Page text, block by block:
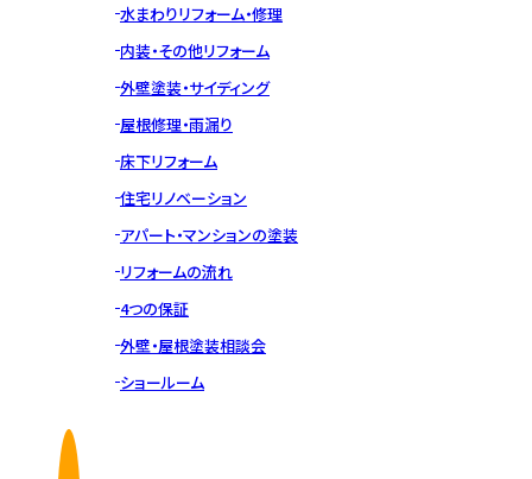
水まわりリフォーム・修理
内装・その他リフォーム
外壁塗装・サイディング
屋根修理・雨漏り
床下リフォーム
住宅リノベーション
アパート・マンションの塗装
リフォームの流れ
4つの保証
外壁・屋根塗装相談会
ショールーム